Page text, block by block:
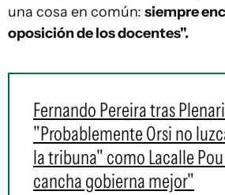
una cosa en común: siempre
oposición de los docentes".
Fernando Pereira tras
"Probablemente Orsi no
la tribuna" como Lacalle
cancha gobierna mejor"